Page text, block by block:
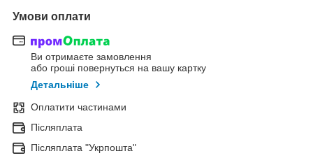
Умови оплати
Ви отримаєте замовлення
або гроші повернуться на вашу картку
Детальніше
Оплатити частинами
Післяплата
Післяплата "Укрпошта"